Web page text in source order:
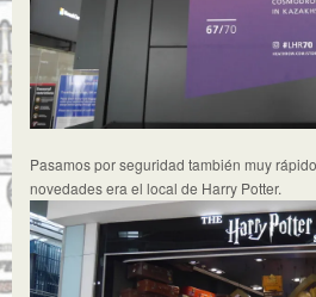
Pasamos por seguridad también muy
novedades era el local de Harry Potter.